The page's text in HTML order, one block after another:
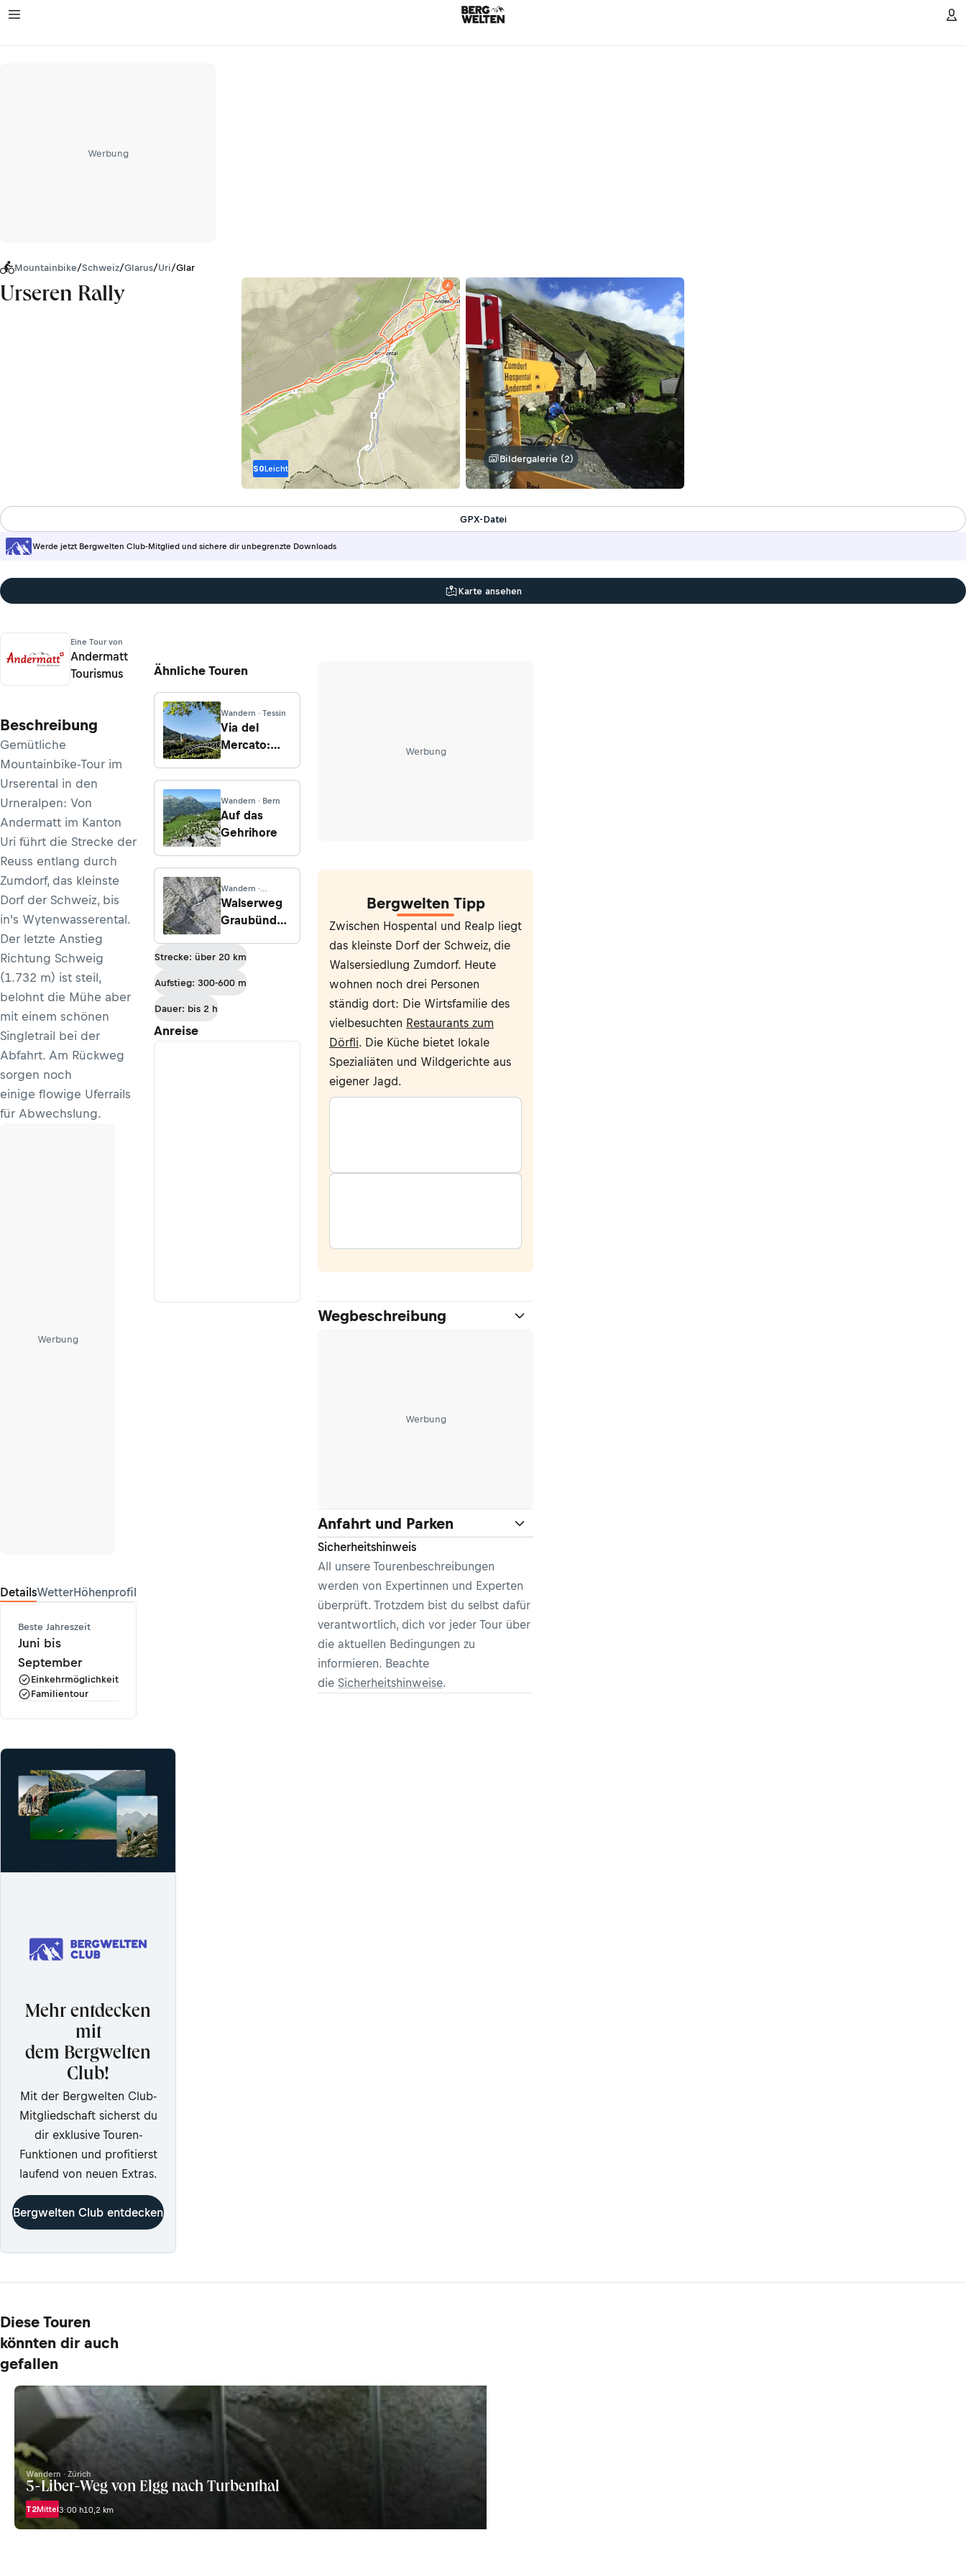
Werbung
Mountainbike/Schweiz/Glarus/Uri/Glarner Alpen
Urseren Rally
S0Leicht
Bildergalerie (2)
Werde jetzt Bergwelten Club-Mitglied und sichere dir unbegrenzte Downloads
GPX-Datei
Karte ansehen
Eine Tour von
Andermatt
Tourismus
Beschreibung
Gemütliche
Mountainbike-Tour im
Urserental in den
Urneralpen: Von
Andermatt im Kanton
Uri führt die Strecke der
Reuss entlang durch
Zumdorf, das kleinste
Dorf der Schweiz, bis
in's Wytenwasserental.
Der letzte Anstieg
Richtung Schweig
(1.732 m) ist steil,
belohnt die Mühe aber
mit einem schönen
Singletrail bei der
Abfahrt. Am Rückweg
sorgen noch
einige flowige Uferrails
für Abwechslung.
Werbung
DetailsWetterHöhenprofil
Beste Jahreszeit
Juni bis
September
Einkehrmöglichkeit
Familientour
Ähnliche Touren
Wandern · Tessin
Via del
Mercato:
Camedo
nach
Intragna
Wandern · Bern
Auf das
Gehrihore
Wandern ·
Graubünden
Walserweg
Graubünden
Filisur -
Jenisberg -
Monstein
Strecke: über 20 km
Aufstieg: 300-600 m
Dauer: bis 2 h
Anreise
Werbung
Bergwelten Tipp
Zwischen Hospental und Realp liegt
das kleinste Dorf der Schweiz, die
Walsersiedlung Zumdorf. Heute
wohnen noch drei Personen
ständig dort: Die Wirtsfamilie des
vielbesuchten Restaurants zum
Dörfli. Die Küche bietet lokale
Spezialiäten und Wildgerichte aus
eigener Jagd.
Wegbeschreibung
Werbung
Anfahrt und Parken
Sicherheitshinweis
All unsere Tourenbeschreibungen
werden von Expertinnen und Experten
überprüft. Trotzdem bist du selbst dafür
verantwortlich, dich vor jeder Tour über
die aktuellen Bedingungen zu
informieren. Beachte
die Sicherheitshinweise.
Mehr entdecken
mit
dem Bergwelten
Club!
Mit der Bergwelten Club-
Mitgliedschaft sicherst du
dir exklusive Touren-
Funktionen und profitierst
laufend von neuen Extras.
Bergwelten Club entdecken
Diese Touren
könnten dir auch
gefallen
Wandern · Zürich
5-Liber-Weg von Elgg nach Turbenthal
T2Mittel3:00 h10,2 km